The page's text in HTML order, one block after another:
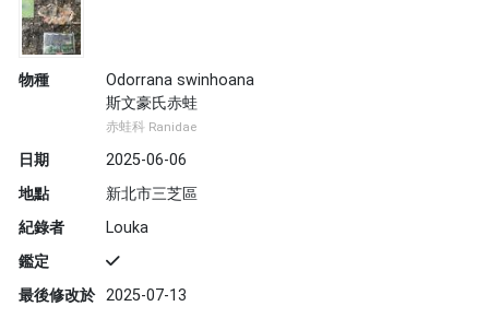
物種
Odorrana swinhoana
斯文豪氏赤蛙
赤蛙科 Ranidae
日期
2025-06-06
地點
新北市三芝區
紀錄者
Louka
鑑定
最後修改於 2025-07-13